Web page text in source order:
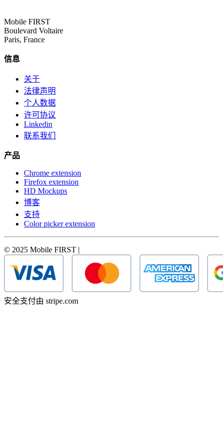
Mobile FIRST
Boulevard Voltaire
Paris, France
信息
关于
法律声明
个人数据
许可协议
Linkedin
联系我们
产品
Chrome extension
Firefox extension
HD Mockups
博客
支持
Color picker extension
© 2025 Mobile FIRST |
安全支付由 stripe.com